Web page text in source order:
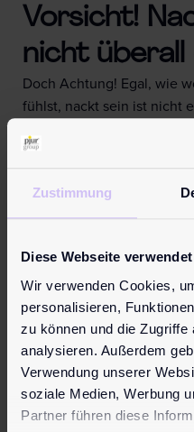
Zustimmung
Diese Webseite
Wir verwenden Cookies,
personalisieren,
zu können und die
analysieren. Außerdem
Verwendung unserer
soziale Medien, Werbung
Partner führen diese
Vorsicht!
nicht
Doch Achtung! Egal, wie
fühlst, nackt sein ist nicht
wie heute gilt es hier
Denn während die einen
sich andere dadurch
ausgezeichnete FKK-
ihren Urlaub ganz so
möchten. So können sich
ganz ohne Scham nackt
dadurch gestört.
Während FKK und damit
Anfangszeiten eher ein
Werte des deutschen